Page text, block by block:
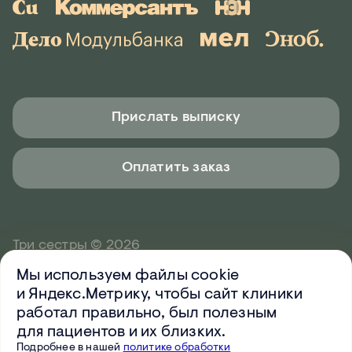
Прислать выписку
Оплатить заказ
Три сестры © 2026
Дизайн и разработка —Orientir
Поддержка и развитие сайта —IT-Agency
Имеются противопоказания,
Мы используем файлы cookie
и Яндекс.Метрику, чтобы сайт клиники
работал правильно, был полезным
для пациентов и их близких.
Подробнее в нашей политике обработки